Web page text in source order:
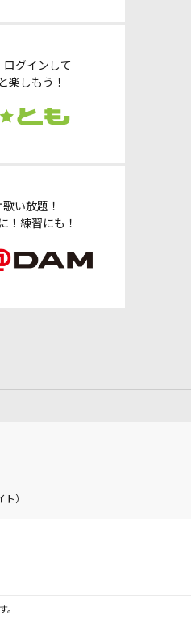
ログインして
楽しもう！
い放題！
！練習にも！
）
。